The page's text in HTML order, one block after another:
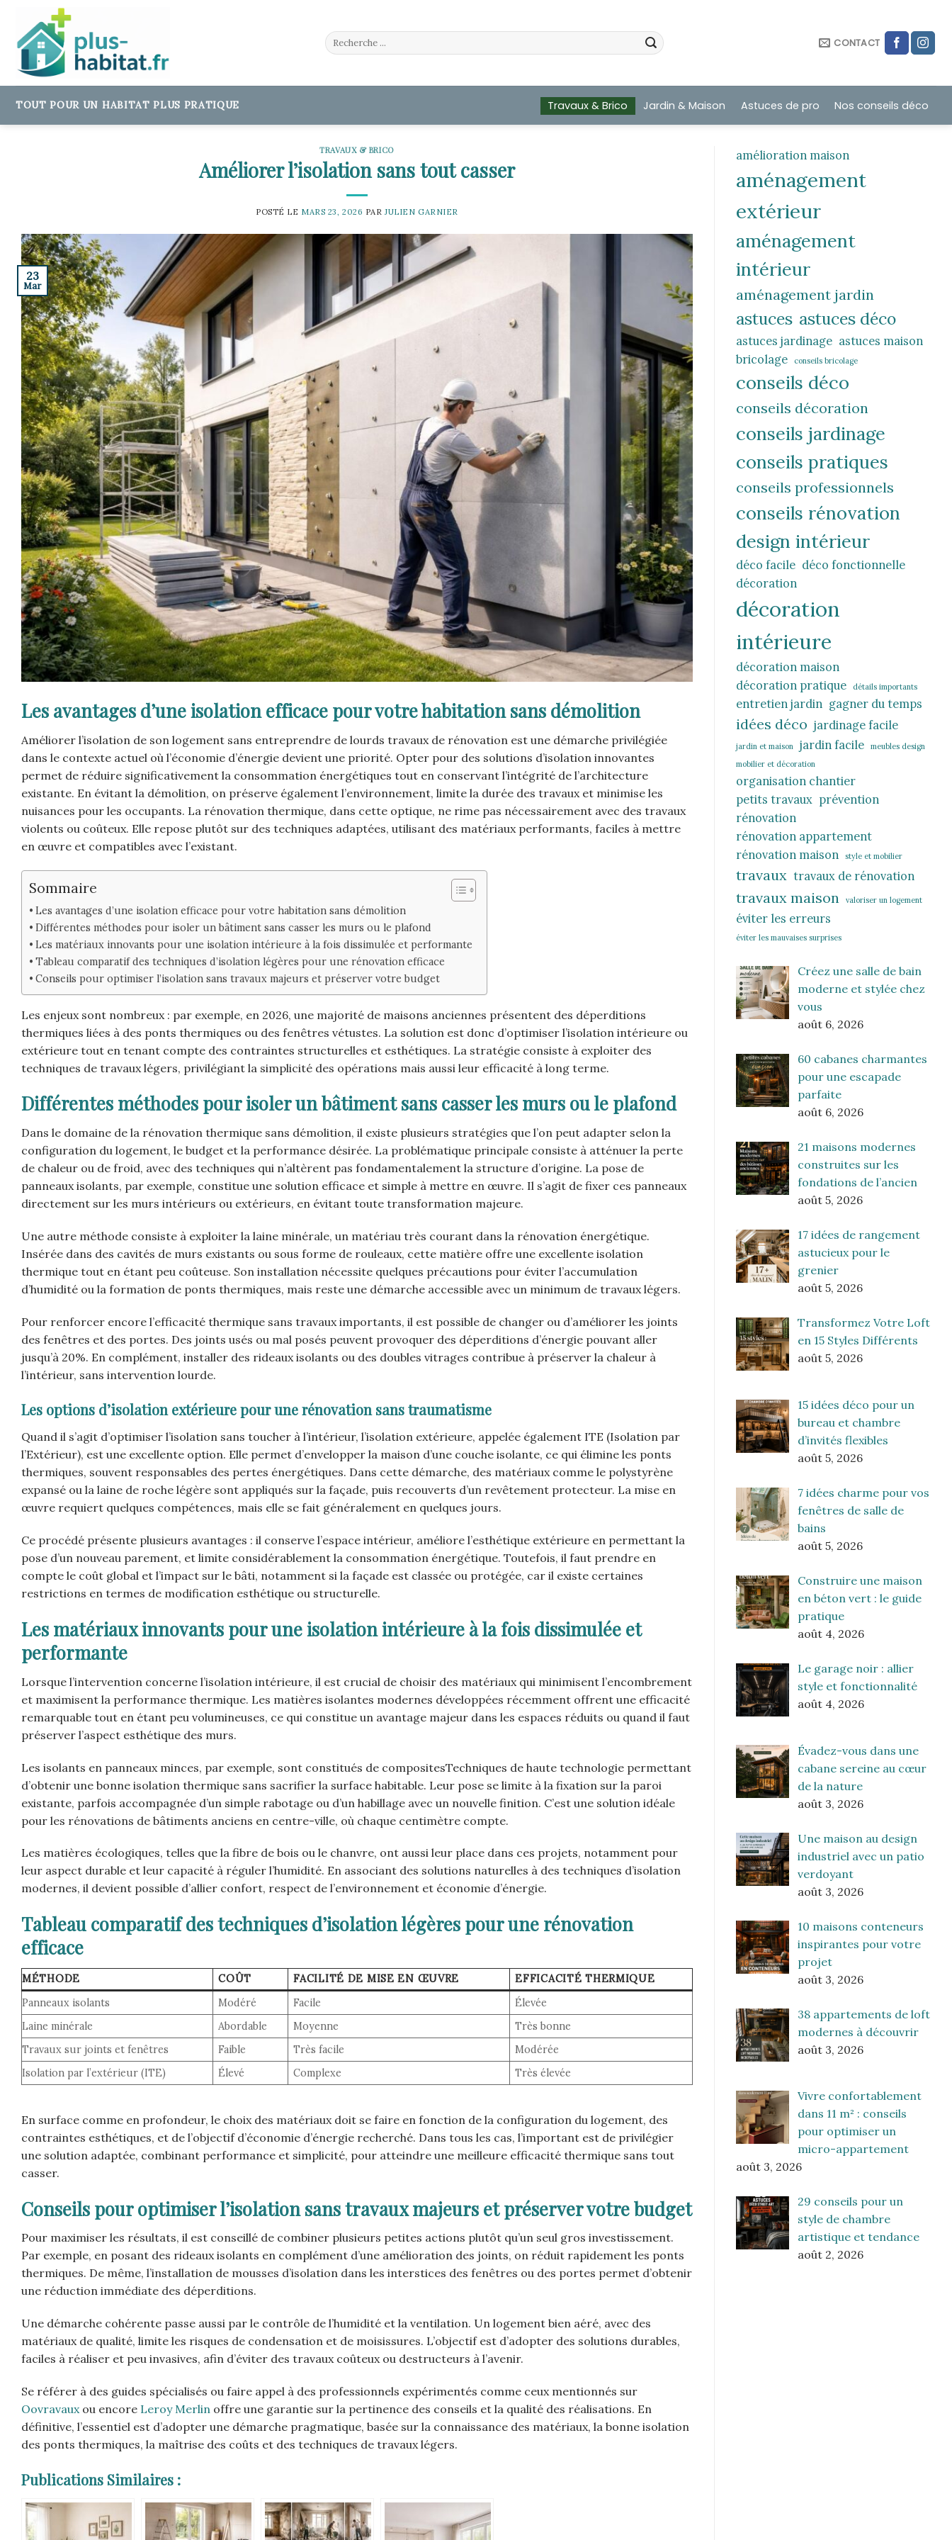
content
CONTACT
TOUT POUR UN HABITAT PLUS PRATIQUE Travaux & Brico Jardin & Maison Astuces de pro Nos conseils déco
TRAVAUX & BRICO
Améliorer l’isolation sans tout casser
POSTÉ LE MARS 23, 2026 PARJULIEN GARNIER
23
Mar
Les avantages d’une isolation efficace pour votre habitation sans démolition
Améliorer l’isolation de son logement sans entreprendre de lourds travaux de rénovation est une démarche privilégiée
dans le contexte actuel où l’économie d’énergie devient une priorité. Opter pour des solutions d’isolation innovantes
permet de réduire significativement la consommation énergétiques tout en conservant l’intégrité de l’architecture
existante. En évitant la démolition, on préserve également l’environnement, limite la durée des travaux et minimise les
nuisances pour les occupants. La rénovation thermique, dans cette optique, ne rime pas nécessairement avec des travaux
violents ou coûteux. Elle repose plutôt sur des techniques adaptées, utilisant des matériaux performants, faciles à mettre
en œuvre et compatibles avec l’existant.
Sommaire
Les avantages d’une isolation efficace pour votre habitation sans démolition
Différentes méthodes pour isoler un bâtiment sans casser les murs ou le plafond
Les matériaux innovants pour une isolation intérieure à la fois dissimulée et performante
Tableau comparatif des techniques d’isolation légères pour une rénovation efficace
Conseils pour optimiser l’isolation sans travaux majeurs et préserver votre budget
Les enjeux sont nombreux : par exemple, en 2026, une majorité de maisons anciennes présentent des déperditions
thermiques liées à des ponts thermiques ou des fenêtres vétustes. La solution est donc d’optimiser l’isolation intérieure ou
extérieure tout en tenant compte des contraintes structurelles et esthétiques. La stratégie consiste à exploiter des
techniques de travaux légers, privilégiant la simplicité des opérations mais aussi leur efficacité à long terme.
Différentes méthodes pour isoler un bâtiment sans casser les murs ou le plafond
Dans le domaine de la rénovation thermique sans démolition, il existe plusieurs stratégies que l’on peut adapter selon la
configuration du logement, le budget et la performance désirée. La problématique principale consiste à atténuer la perte
de chaleur ou de froid, avec des techniques qui n’altèrent pas fondamentalement la structure d’origine. La pose de
panneaux isolants, par exemple, constitue une solution efficace et simple à mettre en œuvre. Il s’agit de fixer ces panneaux
directement sur les murs intérieurs ou extérieurs, en évitant toute transformation majeure.
Une autre méthode consiste à exploiter la laine minérale, un matériau très courant dans la rénovation énergétique.
Insérée dans des cavités de murs existants ou sous forme de rouleaux, cette matière offre une excellente isolation
thermique tout en étant peu coûteuse. Son installation nécessite quelques précautions pour éviter l’accumulation
d’humidité ou la formation de ponts thermiques, mais reste une démarche accessible avec un minimum de travaux légers.
Pour renforcer encore l’efficacité thermique sans travaux importants, il est possible de changer ou d’améliorer les joints
des fenêtres et des portes. Des joints usés ou mal posés peuvent provoquer des déperditions d’énergie pouvant aller
jusqu’à 20%. En complément, installer des rideaux isolants ou des doubles vitrages contribue à préserver la chaleur à
l’intérieur, sans intervention lourde.
Les options d’isolation extérieure pour une rénovation sans traumatisme
Quand il s’agit d’optimiser l’isolation sans toucher à l’intérieur, l’isolation extérieure, appelée également ITE (Isolation par
l’Extérieur), est une excellente option. Elle permet d’envelopper la maison d’une couche isolante, ce qui élimine les ponts
thermiques, souvent responsables des pertes énergétiques. Dans cette démarche, des matériaux comme le polystyrène
expansé ou la laine de roche légère sont appliqués sur la façade, puis recouverts d’un revêtement protecteur. La mise en
œuvre requiert quelques compétences, mais elle se fait généralement en quelques jours.
Ce procédé présente plusieurs avantages : il conserve l’espace intérieur, améliore l’esthétique extérieure en permettant la
pose d’un nouveau parement, et limite considérablement la consommation énergétique. Toutefois, il faut prendre en
compte le coût global et l’impact sur le bâti, notamment si la façade est classée ou protégée, car il existe certaines
restrictions en termes de modification esthétique ou structurelle.
Les matériaux innovants pour une isolation intérieure à la fois dissimulée et
performante
Lorsque l’intervention concerne l’isolation intérieure, il est crucial de choisir des matériaux qui minimisent l’encombrement
et maximisent la performance thermique. Les matières isolantes modernes développées récemment offrent une efficacité
remarquable tout en étant peu volumineuses, ce qui constitue un avantage majeur dans les espaces réduits ou quand il faut
préserver l’aspect esthétique des murs.
Les isolants en panneaux minces, par exemple, sont constitués de compositesTechniques de haute technologie permettant
d’obtenir une bonne isolation thermique sans sacrifier la surface habitable. Leur pose se limite à la fixation sur la paroi
existante, parfois accompagnée d’un simple rabotage ou d’un habillage avec un nouvelle finition. C’est une solution idéale
pour les rénovations de bâtiments anciens en centre-ville, où chaque centimètre compte.
Les matières écologiques, telles que la fibre de bois ou le chanvre, ont aussi leur place dans ces projets, notamment pour
leur aspect durable et leur capacité à réguler l’humidité. En associant des solutions naturelles à des techniques d’isolation
modernes, il devient possible d’allier confort, respect de l’environnement et économie d’énergie.
Tableau comparatif des techniques d’isolation légères pour une rénovation
efficace
MÉTHODE COÛT FACILITÉ DE MISE EN ŒUVRE
EFFICACITÉ THERMIQUE
Panneaux isolants
Modéré Facile
Élevée
Laine minérale
Abordable Moyenne
Très bonne
Travaux sur joints et fenêtres
Faible Très facile
Modérée
Isolation par l’extérieur (ITE)
Élevé Complexe Très élevée
En surface comme en profondeur, le choix des matériaux doit se faire en fonction de la configuration du logement, des
contraintes esthétiques, et de l’objectif d’économie d’énergie recherché. Dans tous les cas, l’important est de privilégier
une solution adaptée, combinant performance et simplicité, pour atteindre une meilleure efficacité thermique sans tout
casser.
Conseils pour optimiser l’isolation sans travaux majeurs et préserver votre budget
Pour maximiser les résultats, il est conseillé de combiner plusieurs petites actions plutôt qu’un seul gros investissement.
Par exemple, en posant des rideaux isolants en complément d’une amélioration des joints, on réduit rapidement les ponts
thermiques. De même, l’installation de mousses d’isolation dans les interstices des fenêtres ou des portes permet d’obtenir
une réduction immédiate des déperditions.
Une démarche cohérente passe aussi par le contrôle de l’humidité et la ventilation. Un logement bien aéré, avec des
matériaux de qualité, limite les risques de condensation et de moisissures. L’objectif est d’adopter des solutions durables,
faciles à réaliser et peu invasives, afin d’éviter des travaux coûteux ou destructeurs à l’avenir.
Se référer à des guides spécialisés ou faire appel à des professionnels expérimentés comme ceux mentionnés sur
Oovravauxou encore Leroy Merlin offre une garantie sur la pertinence des conseils et la qualité des réalisations. En
définitive, l’essentiel est d’adopter une démarche pragmatique, basée sur la connaissance des matériaux, la bonne isolation
des ponts thermiques, la maîtrise des coûts et des techniques de travaux légers.
Publications Similaires :
amélioration maison
aménagement
extérieur
aménagement
intérieur
aménagement jardin
astuces astuces déco
astuces jardinage astuces maison
bricolage
conseils bricolage
conseils déco
conseils décoration
conseils jardinage
conseils pratiques
conseils professionnels
conseils rénovation
design intérieur
déco facile déco fonctionnelle
décoration
décoration
intérieure
décoration maison
décoration pratique
détails importants
entretien jardin gagner du temps
idées déco jardinage facile
jardin et maison jardin facile
meubles design
mobilier et décoration
organisation chantier
petits travaux prévention
rénovation
rénovation appartement
rénovation maison
style et mobilier
travaux travaux de rénovation
travaux maison valoriser un logement
éviter les erreurs
éviter les mauvaises surprises
Créez une salle de bain
moderne et stylée chez
vous
août 6, 2026
60 cabanes charmantes
pour une escapade
parfaite
août 6, 2026
21 maisons modernes
construites sur les
fondations de l’ancien
août 5, 2026
17 idées de rangement
astucieux pour le
grenier
août 5, 2026
Transformez Votre Loft
en 15 Styles Différents
août 5, 2026
15 idées déco pour un
bureau et chambre
d’invités flexibles
août 5, 2026
7 idées charme pour vos
fenêtres de salle de
bains
août 5, 2026
Construire une maison
en béton vert : le guide
pratique
août 4, 2026
Le garage noir : allier
style et fonctionnalité
août 4, 2026
Évadez-vous dans une
cabane sereine au cœur
de la nature
août 3, 2026
Une maison au design
industriel avec un patio
verdoyant
août 3, 2026
10 maisons conteneurs
inspirantes pour votre
projet
août 3, 2026
38 appartements de loft
modernes à découvrir
août 3, 2026
Vivre confortablement
dans 11 m² : conseils
pour optimiser un
micro-appartement
août 3, 2026
29 conseils pour un
style de chambre
artistique et tendance
août 2, 2026